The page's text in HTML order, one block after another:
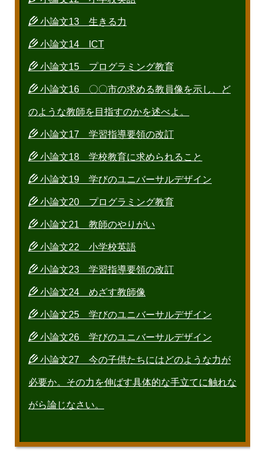
小論文13 生きる力
小論文14 ICT
小論文15 プログラミング教育
小論文16 〇〇市の求める教員像を示し、ど
のような教師を目指すのかを述べよ。
小論文17 学習指導要領の改訂
小論文18 学校教育に求められること
小論文19 学びのユニバーサルデザイン
小論文20 プログラミング教育
小論文21 教師のやりがい
小論文22 小学校英語
小論文23 学習指導要領の改訂
小論文24 めざす教師像
小論文25 学びのユニバーサルデザイン
小論文26 学びのユニバーサルデザイン
小論文27 今の子供たちにはどのような力が
必要か。その力を伸ばす具体的な手立てに触れな
がら論じなさい。